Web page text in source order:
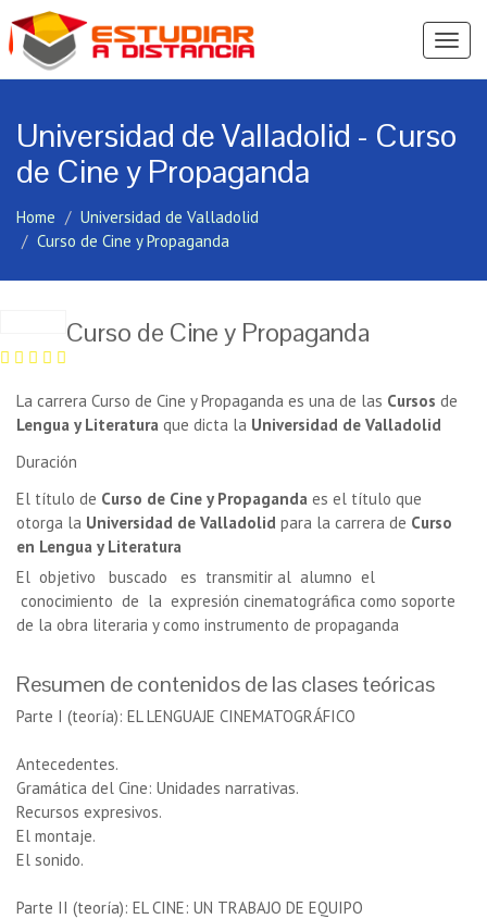
Ver
Universidad de Valladolid - Curso
de Cine y Propaganda
Home
Universidad de Valladolid
Curso de Cine y Propaganda
Curso de Cine y Propaganda
La carrera Curso de Cine y Propaganda es una de las Cursos de
Lengua y Literatura que dicta la Universidad de Valladolid
Duración
El título de Curso de Cine y Propaganda es el título que
otorga la Universidad de Valladolid para la carrera de Curso
en Lengua y Literatura
El objetivo buscado es transmitir al alumno el
conocimiento de la expresión cinematográfica como soporte
de la obra literaria y como instrumento de propaganda
Resumen de contenidos de las clases teóricas
Parte I (teoría): EL LENGUAJE CINEMATOGRÁFICO
Antecedentes.
Gramática del Cine: Unidades narrativas.
Recursos expresivos.
El montaje.
El sonido.
Parte II (teoría): EL CINE: UN TRABAJO DE EQUIPO